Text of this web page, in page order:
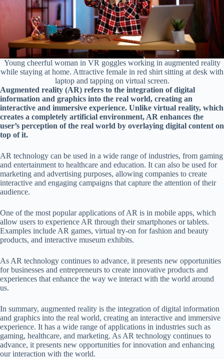
Young cheerful woman in VR goggles working in augmented reality
while staying at home. Attractive female in red shirt sitting at desk with
laptop and tapping on virtual screen.
Augmented reality (AR) refers to the integration of digital
information and graphics into the real world, creating an
interactive and immersive experience. Unlike virtual reality, which
creates a completely artificial environment, AR enhances the
user’s perception of the real world by overlaying digital content on
top of it.
AR technology can be used in a wide range of industries, from gaming
and entertainment to healthcare and education. It can also be used for
marketing and advertising purposes, allowing companies to create
interactive and engaging campaigns that capture the attention of their
audience.
One of the most popular applications of AR is in mobile apps, which
allow users to experience AR through their smartphones or tablets.
Examples include AR games, virtual try-on for fashion and beauty
products, and interactive museum exhibits.
As AR technology continues to advance, it presents new opportunities
for businesses and entrepreneurs to create innovative products and
experiences that enhance the way we interact with the world around
us.
In summary, augmented reality is the integration of digital information
and graphics into the real world, creating an interactive and immersive
experience. It has a wide range of applications in industries such as
gaming, healthcare, and marketing. As AR technology continues to
advance, it presents new opportunities for innovation and enhancing
our interaction with the world.